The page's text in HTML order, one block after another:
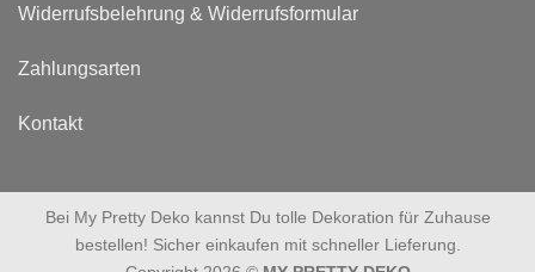
Widerrufsbelehrung & Widerrufsformular
Zahlungsarten
Kontakt
Bei My Pretty Deko kannst Du tolle Dekoration für Zuhause
bestellen! Sicher einkaufen mit schneller Lieferung.